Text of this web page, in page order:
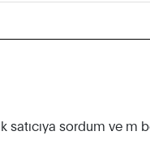
sordum ve m